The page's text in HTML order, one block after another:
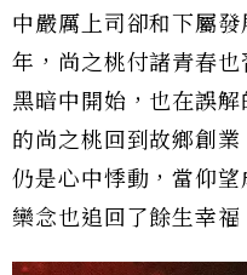
中嚴厲上司卻和下屬
年，尚之桃付諸青春
黑暗中開始，也在誤
的尚之桃回到故鄉創
仍是心中悸動，當仰望
欒念也追回了餘生幸福